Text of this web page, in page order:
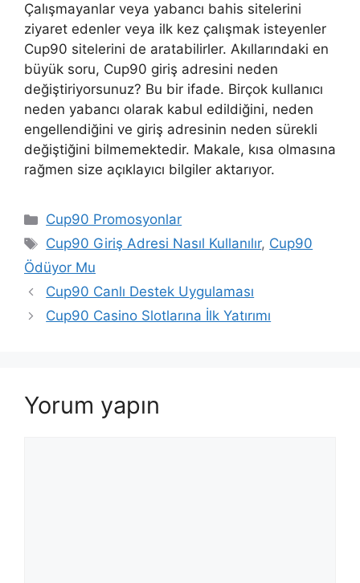
Çalışmayanlar veya yabancı bahis sitelerini
ziyaret edenler veya ilk kez çalışmak isteyenler
Cup90 sitelerini de aratabilirler. Akıllarındaki en
büyük soru, Cup90 giriş adresini neden
değiştiriyorsunuz? Bu bir ifade. Birçok kullanıcı
neden yabancı olarak kabul edildiğini, neden
engellendiğini ve giriş adresinin neden sürekli
değiştiğini bilmemektedir. Makale, kısa olmasına
rağmen size açıklayıcı bilgiler aktarıyor.
Kategoriler
Cup90 Promosyonlar
Etiketler
Cup90 Giriş Adresi Nasıl Kullanılır, Cup90
Ödüyor Mu
Cup90 Canlı Destek Uygulaması
Cup90 Casino Slotlarına İlk Yatırımı
Yorum yapın